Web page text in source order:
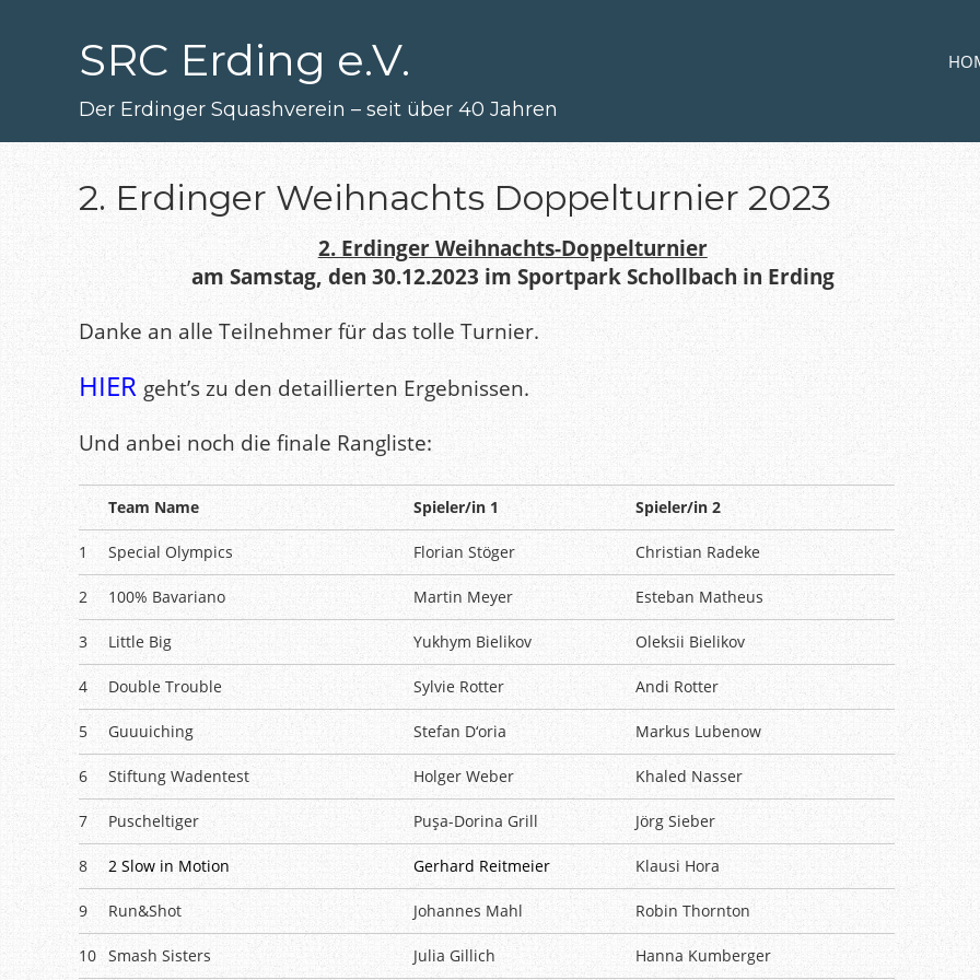
SRC Erding e.V.
Der Erdinger Squashverein – seit über 40 Jahren
MENÜ
Zum
2. Erdinger Weihnachts Doppelturnier 2023
2. Erdinger Weihnachts-Doppelturnier
am Samstag, den 30.12.2023 im Sportpark Schollbach in Erding
Danke an alle Teilnehmer für das tolle Turnier.
HIER geht’s zu den detaillierten Ergebnissen.
Und anbei noch die finale Rangliste:
Team Name Spieler/in 1 Spieler/in 2
1 Special Olympics Florian Stöger Christian Radeke
2 100% Bavariano Martin Meyer Esteban Matheus
3 Little Big Yukhym Bielikov Oleksii Bielikov
4 Double Trouble Sylvie Rotter Andi Rotter
5 Guuuiching Stefan D‘oria Markus Lubenow
6 Stiftung Wadentest Holger Weber Khaled Nasser
7 Puscheltiger Puşa-Dorina Grill Jörg Sieber
8 2 Slow in Motion Gerhard Reitmeier Klausi Hora
9 Run&Shot Johannes Mahl Robin Thornton
10 Smash Sisters Julia Gillich Hanna Kumberger